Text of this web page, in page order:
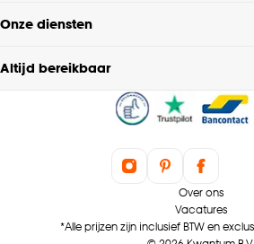
Onze diensten
Altijd bereikbaar
Over ons
Vacatures
*Alle prijzen zijn inclusief BTW en